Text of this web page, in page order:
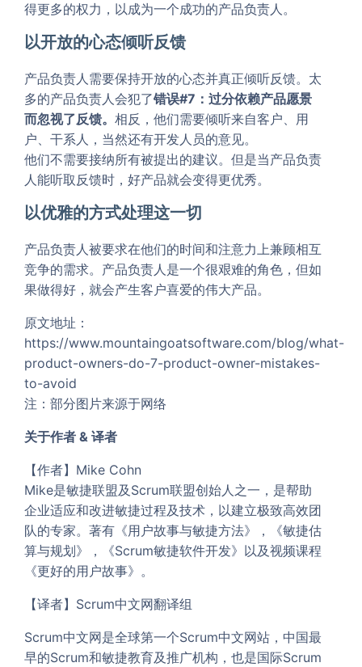
得更多的权力，以成为一个成功的产品负责人。
以开放的心态倾听反馈
产品负责人需要保持开放的心态并真正倾听反馈。太
多的产品负责人会犯了错误#7：过分依赖产品愿景
而忽视了反馈。 相反，他们需要倾听来自客户、用
户、干系人，当然还有开发人员的意见。
他们不需要接纳所有被提出的建议。但是当产品负责
人能听取反馈时，好产品就会变得更优秀。
以优雅的方式处理这一切
产品负责人被要求在他们的时间和注意力上兼顾相互
竞争的需求。产品负责人是一个很艰难的角色，但如
果做得好，就会产生客户喜爱的伟大产品。
原文地址：
https://www.mountaingoatsoftware.com/blog/what-
product-owners-do-7-product-owner-mistakes-
to-avoid
注：部分图片来源于网络
关于作者 & 译者
【作者】Mike Cohn
Mike是敏捷联盟及Scrum联盟创始人之一，是帮助
企业适应和改进敏捷过程及技术，以建立极致高效团
队的专家。著有《用户故事与敏捷方法》，《敏捷估
算与规划》，《Scrum敏捷软件开发》以及视频课程
《更好的用户故事》。
【译者】Scrum中文网翻译组
Scrum中文网是全球第一个Scrum中文网站，中国最
早的Scrum和敏捷教育及推广机构，也是国际Scrum